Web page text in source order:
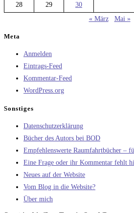
28 29
30
« März
Mai »
Meta
Anmelden
Eintrags-Feed
Kommentar-Feed
WordPress.org
Sonstiges
Datenschutzerklärung
Bücher des Autors bei BOD
Empfehlenswerte Raumfahrtbücher –
Eine Frage oder ihr Kommentar fehlt
Neues auf der Website
Vom Blog in die Website?
Über mich